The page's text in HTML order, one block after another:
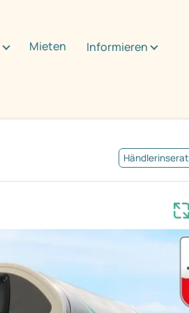
Mieten Informieren
Händlerinserat